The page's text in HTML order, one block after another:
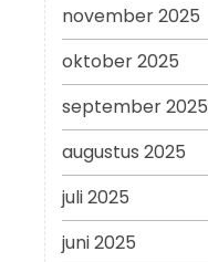
november 2025
oktober 2025
september 2025
augustus 2025
juli 2025
juni 2025